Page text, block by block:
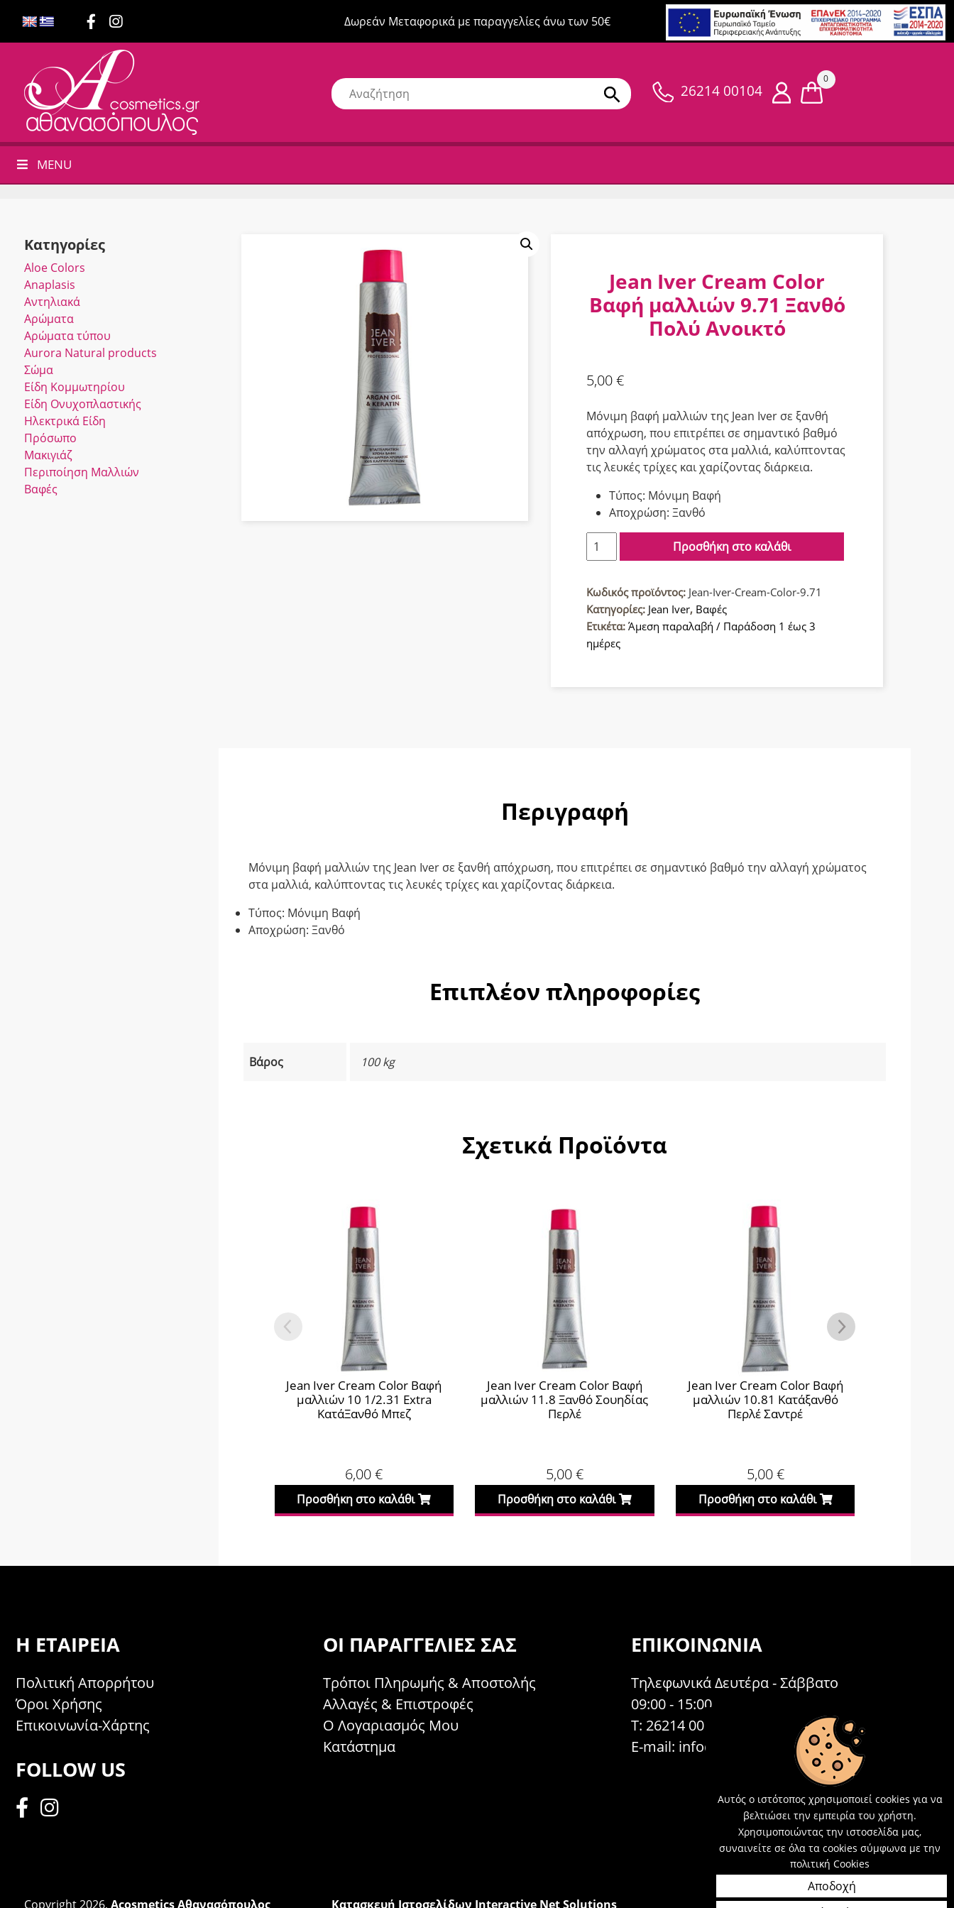
Δωρεάν Μεταφορικά με παραγγελίες άνω των 50€
26214 00104
0
MENU
Κατηγορίες
Αloe Colors
Anaplasis
Αντηλιακά
Αρώματα
Αρώματα τύπου
Αurora Νatural products
Σώμα
Είδη Κομμωτηρίου
Είδη Ονυχοπλαστικής
Ηλεκτρικά Είδη
Πρόσωπο
Μακιγιάζ
Περιποίηση Μαλλιών
Βαφές
Jean Iver Cream Color
Βαφή μαλλιών 9.71 Ξανθό
Πολύ Ανοικτό
5,00€
Μόνιμη βαφή μαλλιών της Jean Iver σε ξανθή
απόχρωση, που επιτρέπει σε σημαντικό βαθμό
την αλλαγή χρώματος στα μαλλιά, καλύπτοντας
τις λευκές τρίχες και χαρίζοντας διάρκεια.
Τύπος: Μόνιμη Βαφή
Αποχρώση: Ξανθό
Jean
Iver
Color
Βαφή
μαλλιών
9.71
Προσθήκη στο καλάθι
Κωδικός προϊόντος: Jean-Iver-Cream-Color-9.71
Κατηγορίες: Jean Iver, Βαφές
Ετικέτα: Άμεση παραλαβή / Παράδοση 1 έως 3
ημέρες
Περιγραφή
Μόνιμη βαφή μαλλιών της Jean Iver σε ξανθή απόχρωση, που επιτρέπει σε σημαντικό βαθμό την αλλαγή χρώματος
στα μαλλιά, καλύπτοντας τις λευκές τρίχες και χαρίζοντας διάρκεια.
Τύπος: Μόνιμη Βαφή
Αποχρώση: Ξανθό
Επιπλέον πληροφορίες
Βάρος 100 kg
Σχετικά Προϊόντα
Jean Iver Cream Color Βαφή
μαλλιών 10 1/2.31 Extra
ΚατάΞανθό Μπεζ
6,00€
Προσθήκη στο καλάθι
Jean Iver Cream Color Βαφή
μαλλιών 11.8 Ξανθό Σουηδίας
Περλέ
5,00€
Προσθήκη στο καλάθι
Jean Iver Cream Color Βαφή
μαλλιών 10.81 Κατάξανθό
Περλέ Σαντρέ
5,00€
Προσθήκη στο καλάθι
Η ΕΤΑΙΡΕΊΑ
Πολιτική Απορρήτου
Όροι Χρήσης
Επικοινωνία-Χάρτης
FOLLOW US
ΟΙ ΠΑΡΑΓΓΕΛΊΕΣ ΣΑΣ
Τρόποι Πληρωμής & Αποστολής
Αλλαγές & Επιστροφές
Ο Λογαριασμός Μου
Κατάστημα
ΕΠΙΚΟΙΝΩΝΊΑ
Τηλεφωνικά Δευτέρα - Σάββατο
09:00 - 15:00
Τ: 26214 00104
E-mail: info@acosmetics.gr
Copyright 2026, Acosmetics Αθανασόπουλος Κατασκευή Ιστοσελίδων Interactive Net Solutions
Αυτός ο ιστότοπος χρησιμοποιεί cookies για να
βελτιώσει την εμπειρία του χρήστη.
Χρησιμοποιώντας την ιστοσελίδα μας,
συναινείτε σε όλα τα cookies σύμφωνα με την
πολιτική Cookies
Αποδοχή